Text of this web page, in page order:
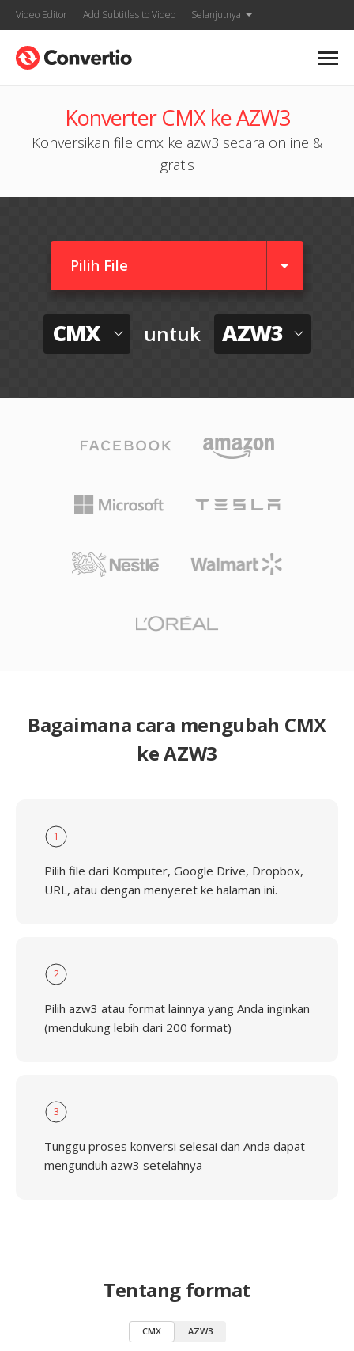
Video Editor Add Subtitles to Video Selanjutnya
Konverter CMX ke AZW3
Konversikan file cmx ke azw3 secara online &
gratis
Pilih File
CMX untuk AZW3
Bagaimana cara mengubah CMX
ke AZW3
1
Pilih file dari Komputer, Google Drive, Dropbox,
URL, atau dengan menyeret ke halaman ini.
2
Pilih azw3 atau format lainnya yang Anda inginkan
(mendukung lebih dari 200 format)
3
Tunggu proses konversi selesai dan Anda dapat
mengunduh azw3 setelahnya
Tentang format
CMX AZW3